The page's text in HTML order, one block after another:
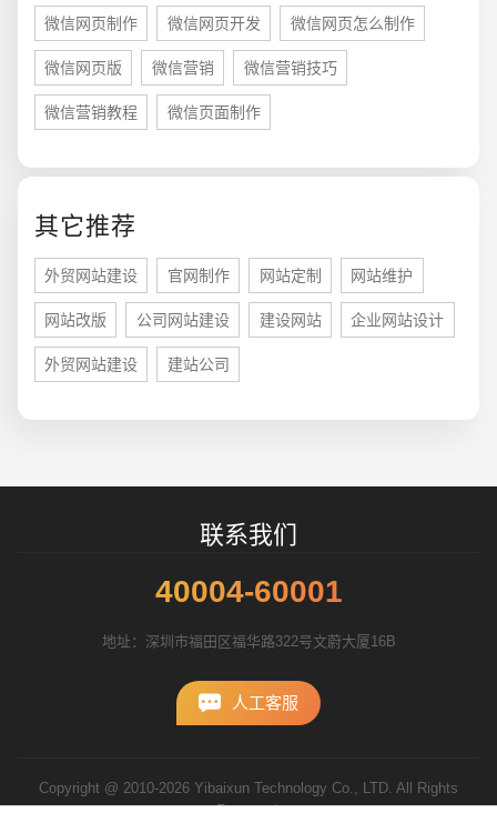
微信网页制作 微信网页开发 微信网页怎么制作
微信网页版 微信营销 微信营销技巧
微信营销教程 微信页面制作
其它推荐
外贸网站建设 官网制作 网站定制 网站维护
网站改版 公司网站建设 建设网站 企业网站设计
外贸网站建设 建站公司
联系我们
40004-60001
地址：深圳市福田区福华路322号文蔚大厦16B
人工客服
Copyright @ 2010-2026 Yibaixun Technology Co., LTD. All Rights
您的预算 1万-3万
招标项目